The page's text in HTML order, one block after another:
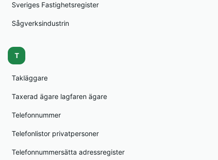
Sveriges Fastighetsregister
Sågverksindustrin
T
Takläggare
Taxerad ägare lagfaren ägare
Telefonnummer
Telefonlistor privatpersoner
Telefonnummersätta adressregister